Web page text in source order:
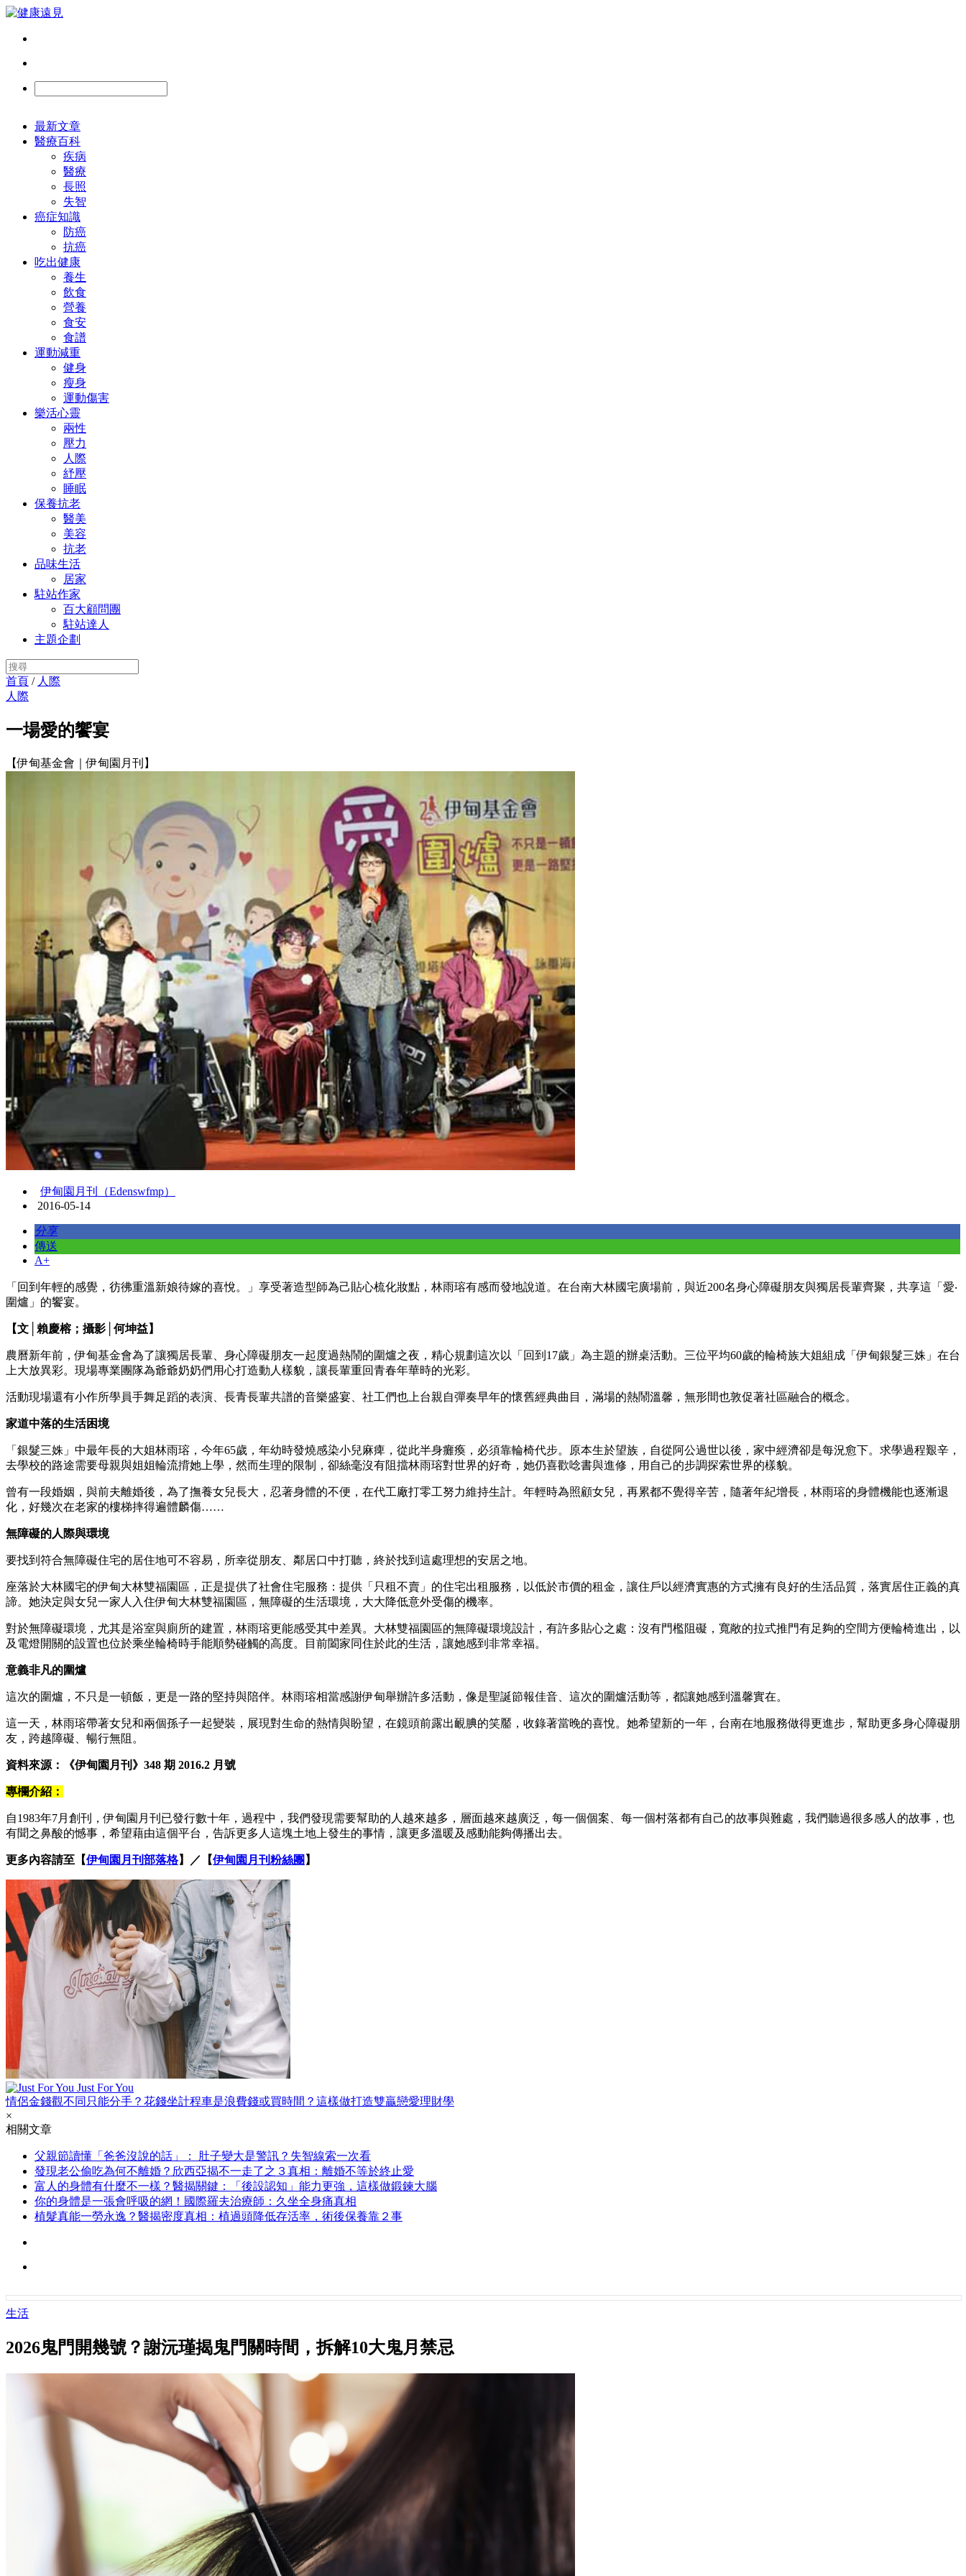
最新文章
醫療百科
疾病
醫療
長照
失智
癌症知識
防癌
抗癌
吃出健康
養生
飲食
營養
食安
食譜
運動減重
健身
瘦身
運動傷害
樂活心靈
兩性
壓力
人際
紓壓
睡眠
保養抗老
醫美
美容
抗老
品味生活
居家
駐站作家
百大顧問團
駐站達人
主題企劃
首頁 / 人際
人際
一場愛的饗宴
【伊甸基金會｜伊甸園月刊】
伊甸園月刊（Edenswfmp）
2016-05-14
分享
傳送
A+
「回到年輕的感覺，彷彿重溫新娘待嫁的喜悅。」享受著造型師為己貼心梳化妝點，林雨瑢有感而發地說道。在台南大林國宅廣場前，與近200名身心障礙朋友與獨居長輩齊聚，共享這「愛‧
圍爐」的饗宴。
【文│賴慶榕；攝影│何坤益】
農曆新年前，伊甸基金會為了讓獨居長輩、身心障礙朋友一起度過熱鬧的圍爐之夜，精心規劃這次以「回到17歲」為主題的辦桌活動。三位平均60歲的輪椅族大姐組成「伊甸銀髮三姝」在台
上大放異彩。現場專業團隊為爺爺奶奶們用心打造動人樣貌，讓長輩重回青春年華時的光彩。
活動現場還有小作所學員手舞足蹈的表演、長青長輩共譜的音樂盛宴、社工們也上台親自彈奏早年的懷舊經典曲目，滿場的熱鬧溫馨，無形間也敦促著社區融合的概念。
家道中落的生活困境
「銀髮三姝」中最年長的大姐林雨瑢，今年65歲，年幼時發燒感染小兒麻痺，從此半身癱瘓，必須靠輪椅代步。原本生於望族，自從阿公過世以後，家中經濟卻是每況愈下。求學過程艱辛，
去學校的路途需要母親與姐姐輪流揹她上學，然而生理的限制，卻絲毫沒有阻擋林雨瑢對世界的好奇，她仍喜歡唸書與進修，用自己的步調探索世界的樣貌。
曾有一段婚姻，與前夫離婚後，為了撫養女兒長大，忍著身體的不便，在代工廠打零工努力維持生計。年輕時為照顧女兒，再累都不覺得辛苦，隨著年紀增長，林雨瑢的身體機能也逐漸退
化，好幾次在老家的樓梯摔得遍體麟傷……
無障礙的人際與環境
要找到符合無障礙住宅的居住地可不容易，所幸從朋友、鄰居口中打聽，終於找到這處理想的安居之地。
座落於大林國宅的伊甸大林雙福園區，正是提供了社會住宅服務：提供「只租不賣」的住宅出租服務，以低於市價的租金，讓住戶以經濟實惠的方式擁有良好的生活品質，落實居住正義的真
諦。她決定與女兒一家人入住伊甸大林雙福園區，無障礙的生活環境，大大降低意外受傷的機率。
對於無障礙環境，尤其是浴室與廁所的建置，林雨瑢更能感受其中差異。大林雙福園區的無障礙環境設計，有許多貼心之處：沒有門檻阻礙，寬敞的拉式推門有足夠的空間方便輪椅進出，以
及電燈開關的設置也位於乘坐輪椅時手能順勢碰觸的高度。目前闔家同住於此的生活，讓她感到非常幸福。
意義非凡的圍爐
這次的圍爐，不只是一頓飯，更是一路的堅持與陪伴。林雨瑢相當感謝伊甸舉辦許多活動，像是聖誕節報佳音、這次的圍爐活動等，都讓她感到溫馨實在。
這一天，林雨瑢帶著女兒和兩個孫子一起變裝，展現對生命的熱情與盼望，在鏡頭前露出靦腆的笑靨，收錄著當晚的喜悅。她希望新的一年，台南在地服務做得更進步，幫助更多身心障礙朋
友，跨越障礙、暢行無阻。
資料來源：《伊甸園月刊》348 期 2016.2 月號
專欄介紹：
自1983年7月創刊，伊甸園月刊已發行數十年，過程中，我們發現需要幫助的人越來越多，層面越來越廣泛，每一個個案、每一個村落都有自己的故事與難處，我們聽過很多感人的故事，也
有聞之鼻酸的憾事，希望藉由這個平台，告訴更多人這塊土地上發生的事情，讓更多溫暖及感動能夠傳播出去。
更多內容請至【伊甸園月刊部落格】／【伊甸園月刊粉絲團 】
Just For You
情侶金錢觀不同只能分手？花錢坐計程車是浪費錢或買時間？這樣做打造雙贏戀愛理財學
×
相關文章
父親節讀懂「爸爸沒說的話」： 肚子變大是警訊？失智線索一次看
發現老公偷吃為何不離婚？欣西亞揭不一走了之３真相：離婚不等於終止愛
富人的身體有什麼不一樣？醫揭關鍵：「後設認知」能力更強，這樣做鍛鍊大腦
你的身體是一張會呼吸的網！國際羅夫治療師：久坐全身痛真相
植髮真能一勞永逸？醫揭密度真相：植過頭降低存活率，術後保養靠２事
生活
2026鬼門開幾號？謝沅瑾揭鬼門關時間，拆解10大鬼月禁忌